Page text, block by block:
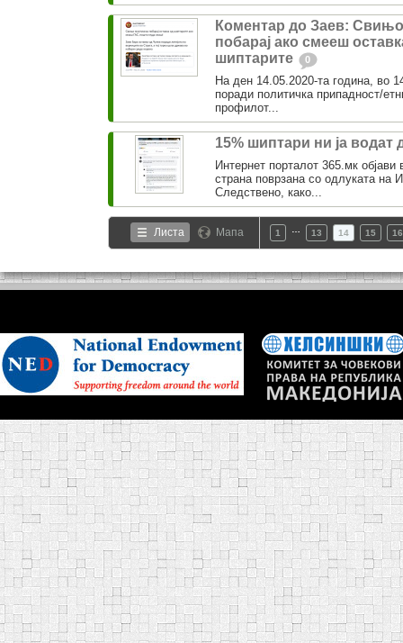
Коментар до Заев:
побарај ако смееш
шиптарите
0
На ден 14.05.2020-та година, во
поради политичка припадност/
профилот...
15% шиптари ни ја водат
Интернет порталот 365.мк
страна поврзана со одлуката на
Следствено, како...
Листа Мапа 1 13 14 15 16